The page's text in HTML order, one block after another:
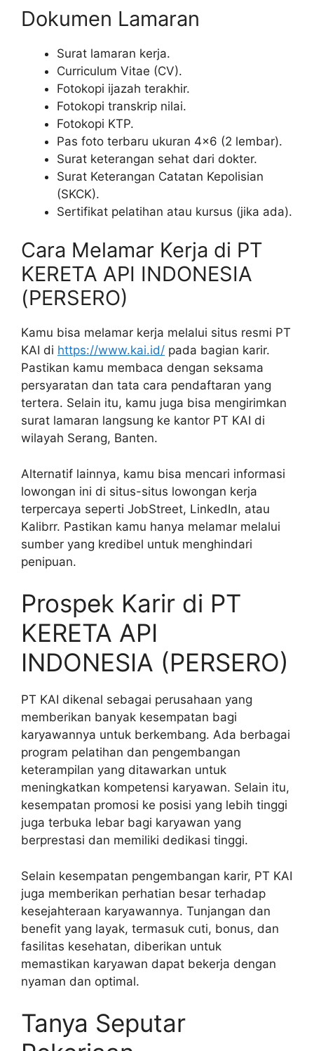
Dokumen Lamaran
Surat lamaran kerja.
Curriculum Vitae (CV).
Fotokopi ijazah terakhir.
Fotokopi transkrip nilai.
Fotokopi KTP.
Pas foto terbaru ukuran 4×6 (2 lembar).
Surat keterangan sehat dari dokter.
Surat Keterangan Catatan Kepolisian
(SKCK).
Sertifikat pelatihan atau kursus (jika ada).
Cara Melamar Kerja di PT
KERETA API INDONESIA
(PERSERO)
Kamu bisa melamar kerja melalui situs resmi PT
KAI di https://www.kai.id/ pada bagian karir.
Pastikan kamu membaca dengan seksama
persyaratan dan tata cara pendaftaran yang
tertera. Selain itu, kamu juga bisa mengirimkan
surat lamaran langsung ke kantor PT KAI di
wilayah Serang, Banten.
Alternatif lainnya, kamu bisa mencari informasi
lowongan ini di situs-situs lowongan kerja
terpercaya seperti JobStreet, LinkedIn, atau
Kalibrr. Pastikan kamu hanya melamar melalui
sumber yang kredibel untuk menghindari
penipuan.
Prospek Karir di PT
KERETA API
INDONESIA (PERSERO)
PT KAI dikenal sebagai perusahaan yang
memberikan banyak kesempatan bagi
karyawannya untuk berkembang. Ada berbagai
program pelatihan dan pengembangan
keterampilan yang ditawarkan untuk
meningkatkan kompetensi karyawan. Selain itu,
kesempatan promosi ke posisi yang lebih tinggi
juga terbuka lebar bagi karyawan yang
berprestasi dan memiliki dedikasi tinggi.
Selain kesempatan pengembangan karir, PT KAI
juga memberikan perhatian besar terhadap
kesejahteraan karyawannya. Tunjangan dan
benefit yang layak, termasuk cuti, bonus, dan
fasilitas kesehatan, diberikan untuk
memastikan karyawan dapat bekerja dengan
nyaman dan optimal.
Tanya Seputar